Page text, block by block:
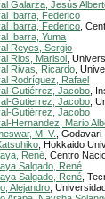
Galarza, Jesús
Ibarra, Federico
Ibarra, Federico ,
Ibarra, Yuma
Reyes, Sergio
Rios, Marisol
,
Rivas, Ricardo ,
Rodríguez, Rafael
Gutiérrez, Jacobo ,
Gutierrez, Jacobo ,
Gutiérrez, Jacobo
Hernandez, Mario
M. V.
,
, Hokkaido
René , Centro
Salgado, René
Salgado, René ,
Alejandro ,